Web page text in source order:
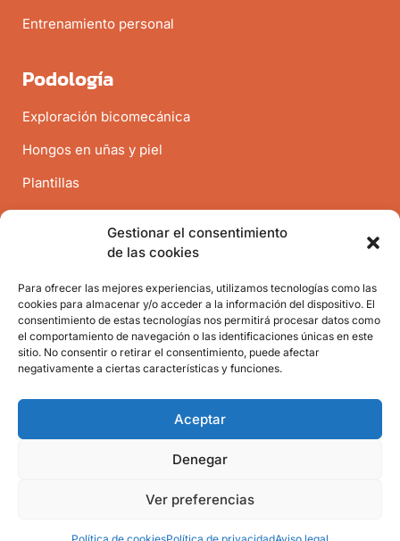
Gestionar el consentimiento
de las cookies
Para ofrecer las mejores experiencias, utilizamos tecnologías como las
cookies para almacenar y/o acceder a la información del dispositivo. El
consentimiento de estas tecnologías nos permitirá procesar datos como
el comportamiento de navegación o las identificaciones únicas en este
sitio. No consentir o retirar el consentimiento, puede afectar
negativamente a ciertas características y funciones.
Aceptar
Denegar
Ver preferencias
Entrenamiento personal
Podología
Exploración bicomecánica
Hongos en uñas y piel
Plantillas
Prótesis digitales de silicona
Quiropodología
Verrugas plantares
Contacto
Antiguo Reino 74, Valencia
info@clinicaensalud.com
Solicitar cita previa